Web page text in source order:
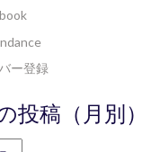
ー登録
投稿（月別）